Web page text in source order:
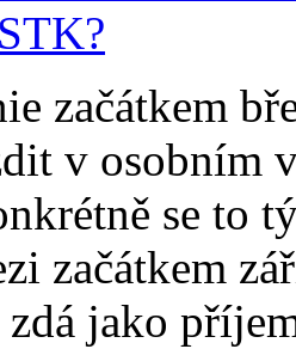
začátkem
v osobním
se to
začátkem
zdá jako